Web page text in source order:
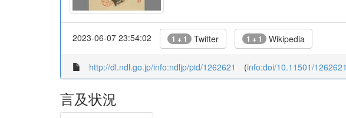
2023-06-07 23:54:02 1 + 1 Twitter 1 + 1 Wikipedia
http://dl.ndl.go.jp/info:ndljp/pid/1262621 (info:doi/10.11501/1262621
言及状況